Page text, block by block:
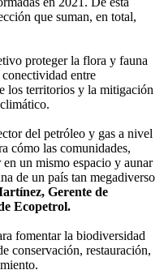
que suman, en total,
proteger la flora y fauna
entre
los territorios y la mitigación
del petróleo y gas a nivel
cómo las comunidades,
un mismo espacio y aunar
de un país tan megadiverso
Gerente de
Ecopetrol.
fomentar la biodiversidad
conservación, restauración,